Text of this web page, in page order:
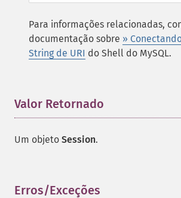
Para informações relacionadas,
documentação sobre »
String de URI do Shell do MySQL.
Valor Retornado
Um objeto Session.
Erros/Exceções